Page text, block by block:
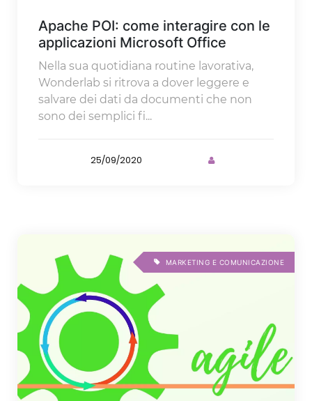
Apache POI: come interagire con le
applicazioni Microsoft Office
Nella sua quotidiana routine lavorativa,
Wonderlab si ritrova a dover leggere e
salvare dei dati da documenti che non
sono dei semplici fi...
25/09/2020
MARKETING E COMUNICAZIONE